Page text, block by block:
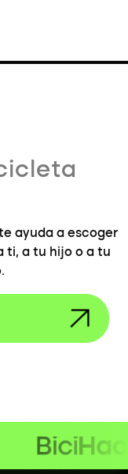
ayuda a escoger
ti, a tu hijo o a tu